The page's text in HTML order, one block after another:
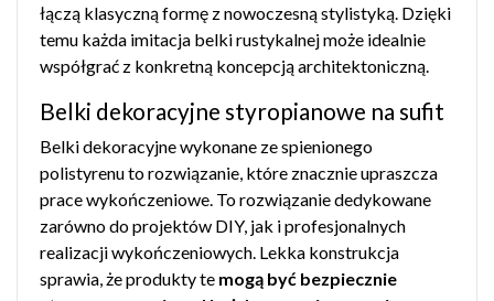
łączą klasyczną formę z nowoczesną stylistyką. Dzięki
temu każda imitacja belki rustykalnej może idealnie
współgrać z konkretną koncepcją architektoniczną.
Belki dekoracyjne styropianowe na sufit
Belki dekoracyjne wykonane ze spienionego
polistyrenu to rozwiązanie, które znacznie upraszcza
prace wykończeniowe. To rozwiązanie dedykowane
zarówno do projektów DIY, jak i profesjonalnych
realizacji wykończeniowych. Lekka konstrukcja
sprawia, że produkty te mogą być bezpiecznie